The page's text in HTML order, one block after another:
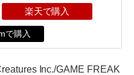
楽天で購入
で購入
Inc./GAME FREAK